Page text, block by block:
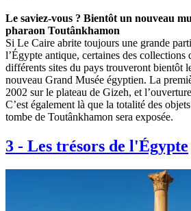
Le saviez-vous ? Bientôt un nouveau
pharaon Toutânkhamon
Si Le Caire abrite toujours une grande
l’Égypte antique, certaines des collections
différents sites du pays trouveront bientôt
nouveau Grand Musée égyptien. La
2002 sur le plateau de Gizeh, et
C’est également là que la totalité des
tombe de Toutânkhamon sera exposée.
3 - Les trésors de l'Égypte